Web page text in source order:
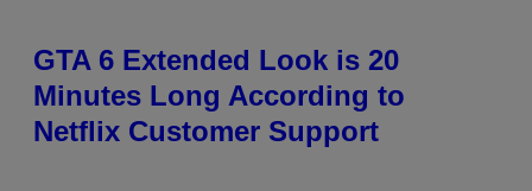
GTA 6 Extended Look is 20
Minutes Long According to
Netflix Customer Support